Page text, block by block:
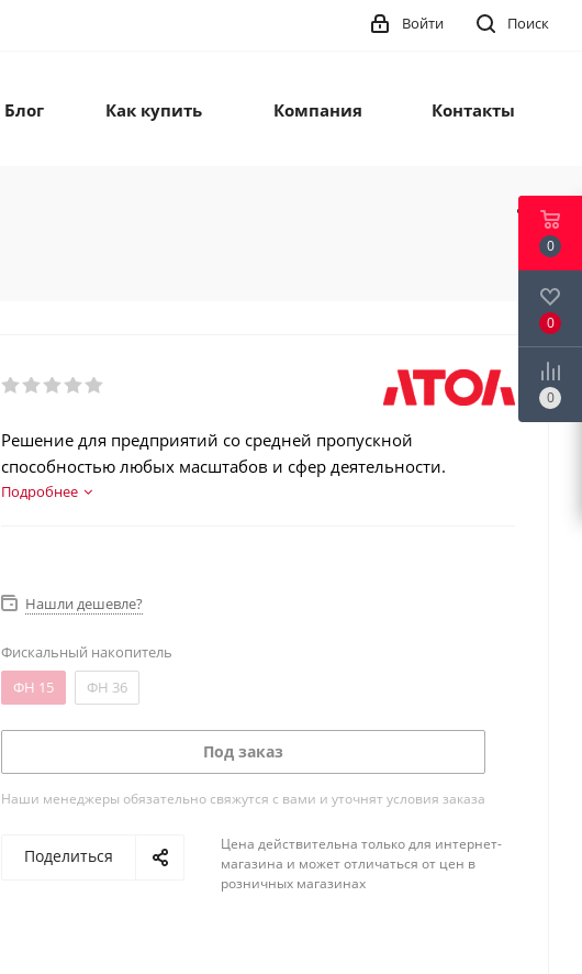
Поиск
Войти
Блог Как купить Компания Контакты
Решение для предприятий со средней пропускной
способностью любых масштабов и сфер деятельности.
Подробнее
Нашли дешевле?
Фискальный накопитель
ФН 15
ФН 36
Под заказ
Наши менеджеры обязательно свяжутся с вами и уточнят условия заказа
Поделиться
Цена действительна только для интернет-
магазина и может отличаться от цен в
розничных магазинах
0
0
0